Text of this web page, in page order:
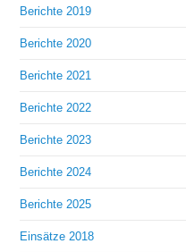
Berichte 2019
Berichte 2020
Berichte 2021
Berichte 2022
Berichte 2023
Berichte 2024
Berichte 2025
Einsätze 2018